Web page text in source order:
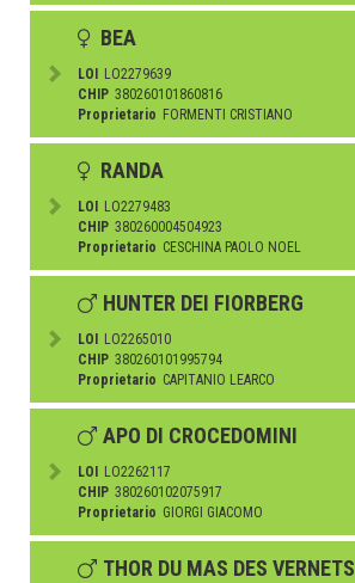
BEA
LOI
LO2279639
CHIP 380260101860816
Proprietario FORMENTI CRISTIANO
RANDA
LOI
LO2279483
CHIP 380260004504923
Proprietario CESCHINA PAOLO NOEL
HUNTER DEI FIORBERG
LOI
LO2265010
CHIP 380260101995794
Proprietario CAPITANIO LEARCO
APO DI CROCEDOMINI
LOI
LO2262117
CHIP 380260102075917
Proprietario GIORGI GIACOMO
THOR DU MAS DES VERNETS